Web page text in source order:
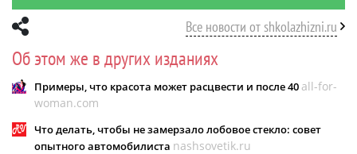
Все новости от shkolazhizni.ru
Об этом же в других изданиях
Примеры, что красота может расцвести и после 40 all-for-
woman.com
Что делать, чтобы не замерзало лобовое стекло: совет
опытного автомобилиста nashsovetik.ru